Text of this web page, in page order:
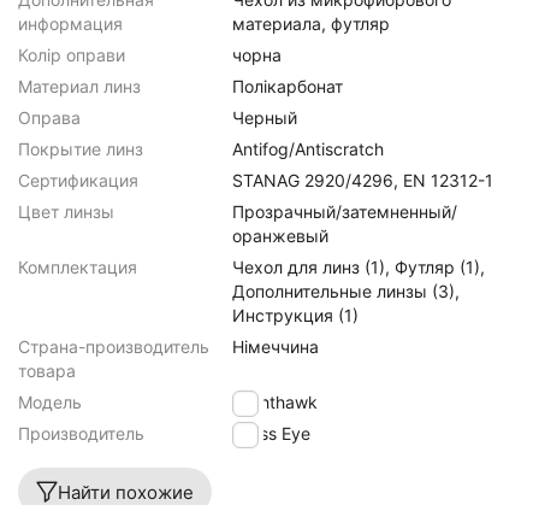
информация
материала, футляр
Колір оправи
чорна
Материал линз
Полікарбонат
Оправа
Черный
Покрытие линз
Antifog/Antiscratch
Сертификация
STANAG 2920/4296, EN 12312-1
Цвет линзы
Прозрачный/затемненный/
оранжевый
Комплектация
Чехол для линз (1), Футляр (1),
Дополнительные линзы (3),
Инструкция (1)
Страна-производитель
товара
Німеччина
Модель
Nighthawk
Производитель
Swiss Eye
Найти похожие